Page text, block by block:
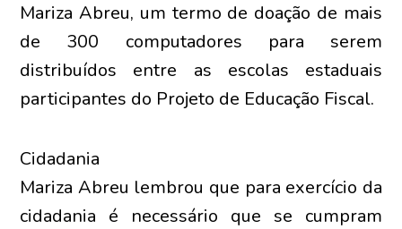
Mariza Abreu, um termo de doação de mais
de 300 computadores para serem
distribuídos entre as escolas estaduais
participantes do Projeto de Educação Fiscal.
Cidadania
Mariza Abreu lembrou que para exercício da
cidadania é necessário que se cumpram